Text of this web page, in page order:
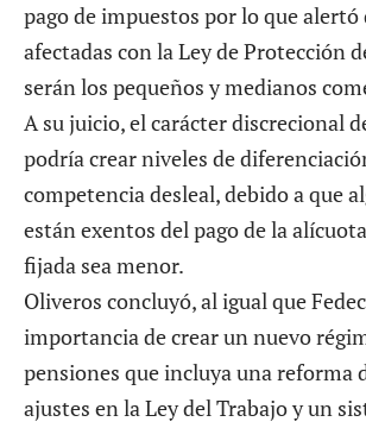
pago de impuestos por lo que alertó
afectadas con la Ley de Protección
serán los pequeños y medianos
A su juicio, el carácter discrecional
podría crear niveles de
competencia desleal, debido a que
están exentos del pago de la
fijada sea menor.
Oliveros concluyó, al igual que
importancia de crear un nuevo
pensiones que incluya una reforma
ajustes en la Ley del Trabajo y un